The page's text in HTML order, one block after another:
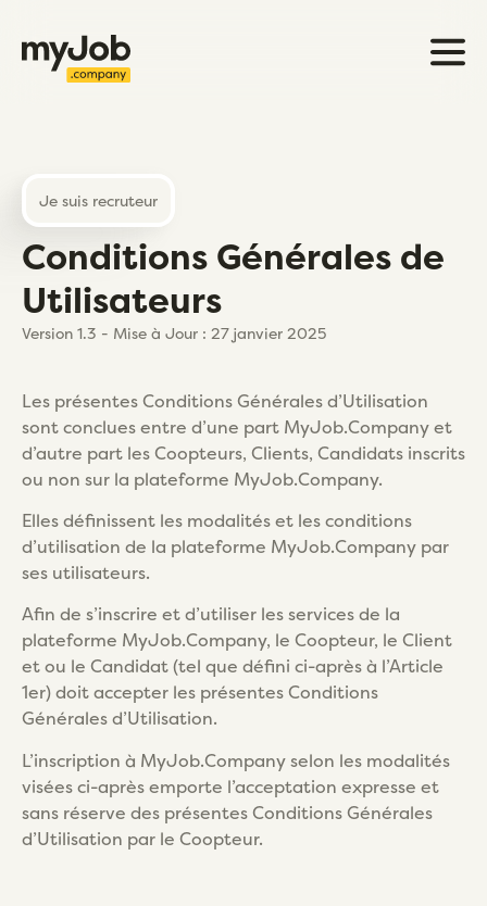
Je suis recruteur
Conditions Générales de
Utilisateurs
Version 1.3 - Mise à Jour : 27 janvier 2025
Les présentes Conditions Générales d’Utilisation
sont conclues entre d’une part MyJob.Company et
d’autre part les Coopteurs, Clients, Candidats inscrits
ou non sur la plateforme MyJob.Company.
Elles définissent les modalités et les conditions
d’utilisation de la plateforme MyJob.Company par
ses utilisateurs.
Afin de s’inscrire et d’utiliser les services de la
plateforme MyJob.Company, le Coopteur, le Client
et ou le Candidat (tel que défini ci-après à l’Article
1er) doit accepter les présentes Conditions
Générales d’Utilisation.
L’inscription à MyJob.Company selon les modalités
visées ci-après emporte l’acceptation expresse et
sans réserve des présentes Conditions Générales
d’Utilisation par le Coopteur.